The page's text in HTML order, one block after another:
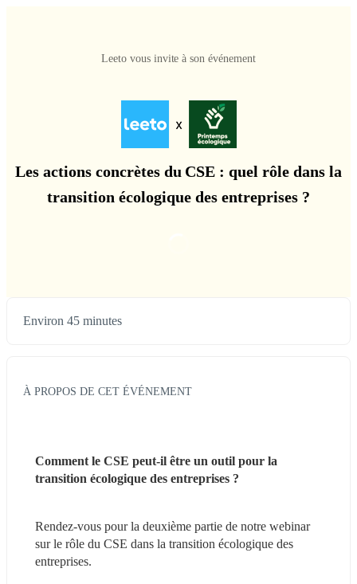
Leeto vous invite à son événement
Les actions concrètes du CSE : quel rôle dans la
transition écologique des entreprises ?
Environ 45 minutes
À PROPOS DE CET ÉVÉNEMENT
Comment le CSE peut-il être un outil pour la
transition écologique des entreprises ?
Rendez-vous pour la deuxième partie de notre webinar
sur le rôle du CSE dans la transition écologique des
entreprises.